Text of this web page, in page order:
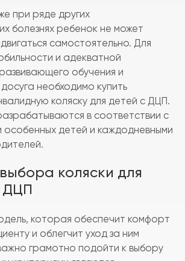
при ряде других
болезнях ребенок не может
самостоятельно. Для
и адекватной
обучения и
необходимо купить
коляску для детей с ДЦП.
в соответствии с
особенных детей и каждодневными
коляски для
ДЦП
которая обеспечит комфорт
и облегчит уход за ним
грамотно подойти к выбору